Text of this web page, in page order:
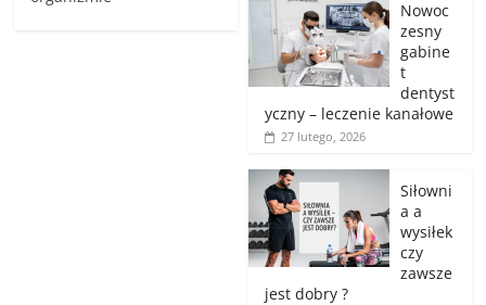
Nowoc
zesny
gabine
t
dentyst
yczny – leczenie kanałowe
27 lutego, 2026
Siłowni
a a
wysiłek
czy
zawsze
jest dobry ?